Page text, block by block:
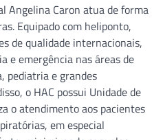
Angelina Caron atua de forma
Equipado com heliponto,
de qualidade internacionais,
e emergência nas áreas de
pediatria e grandes
o HAC possui Unidade de
o atendimento aos pacientes
em especial